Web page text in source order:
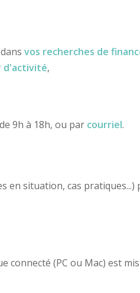
vos recherches de
d'activité,
9h à 18h, ou par courriel.
en situation, cas
(PC ou Mac) est